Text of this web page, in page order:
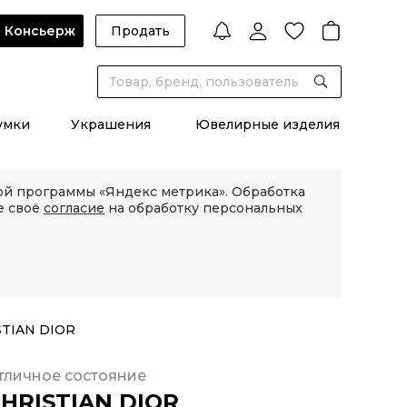
Консьерж Продать
Украшения Ювелирные изделия
программы «Яндекс метрика». Обработка
своё согласие на обработку персональных
DIOR
состояние